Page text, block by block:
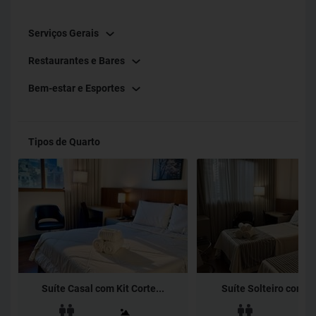
Serviços Gerais
Restaurantes e Bares
Bem-estar e Esportes
Tipos de Quarto
Suíte Casal com Kit Corte... Suíte Solteiro com